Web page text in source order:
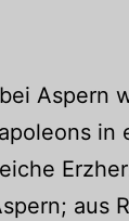
Aspern
in
aus